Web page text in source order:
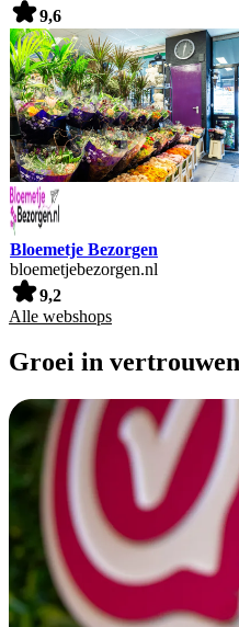
9,6
Bloemetje Bezorgen
bloemetjebezorgen.nl
9,2
Alle webshops
Groei in